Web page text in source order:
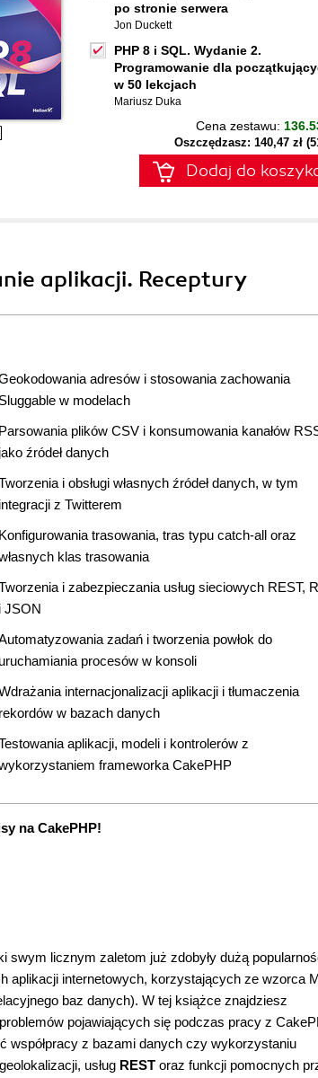
po stronie serwera
Jon Duckett
PHP 8 i SQL. Wydanie 2.
Programowanie dla
w 50 lekcjach
Mariusz Duka
Cena zestawu:
Oszczędzasz: 140,47 zł
Dodaj do
aplikacji. Receptury
adresów i stosowania zachowania
Sluggable w modelach
Parsowania plików CSV i konsumowania kanałów
jako źródeł danych
i obsługi własnych źródeł danych, w tym
integracji z Twitterem
Konfigurowania trasowania, tras typu catch-all oraz
klas trasowania
i zabezpieczania usług sieciowych REST,
i JSON
zadań i tworzenia powłok do
uruchamiania procesów w konsoli
internacjonalizacji aplikacji i tłumaczenia
rekordów w bazach danych
aplikacji, modeli i kontrolerów z
frameworka CakePHP
na CakePHP!
swym licznym zaletom już zdobyły dużą
aplikacji internetowych, korzystających ze wzorca
baz danych). W tej książce znajdziesz
pojawiających się podczas pracy z
współpracy z bazami danych czy wykorzystaniu
usług REST oraz funkcji pomocnych